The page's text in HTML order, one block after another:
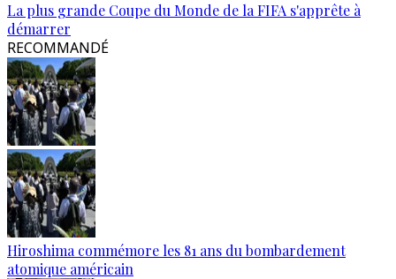
La plus grande Coupe du Monde de la FIFA s'apprête à
démarrer
RECOMMANDÉ
Hiroshima commémore les 81 ans du bombardement
atomique américain